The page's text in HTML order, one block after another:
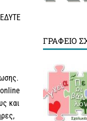
και
ΓΡΑΦΕΊΟ